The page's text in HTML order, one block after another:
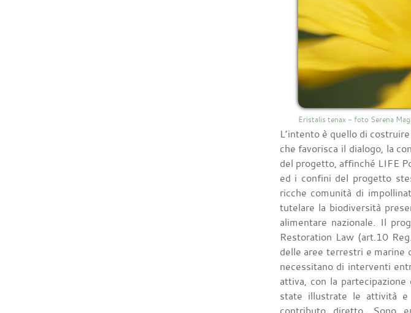
Eristalis tenax - foto Serena
L’intento è quello di
che favorisca il dialogo, la
del progetto, affinché LIFE
ed i confini del progetto
ricche comunità di
tutelare la biodiversità
alimentare nazionale. Il
Restoration Law (art.10
delle aree terrestri e marine
necessitano di interventi
attiva, con la
state illustrate le attività e